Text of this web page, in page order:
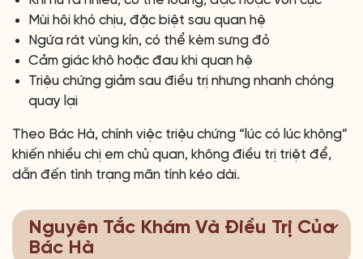
Mùi hôi khó chịu, đặc biệt sau quan hệ
Ngứa rát vùng kín, có thể kèm sưng đỏ
Cảm giác khô hoặc đau khi quan hệ
Triệu chứng giảm sau điều trị nhưng nhanh chóng
quay lại
Theo Bác Hà, chính việc triệu chứng “lúc có lúc không”
khiến nhiều chị em chủ quan, không điều trị triệt để,
dẫn đến tình trạng mãn tính kéo dài.
Nguyên Tắc Khám Và Điều Trị Của
Bác Hà